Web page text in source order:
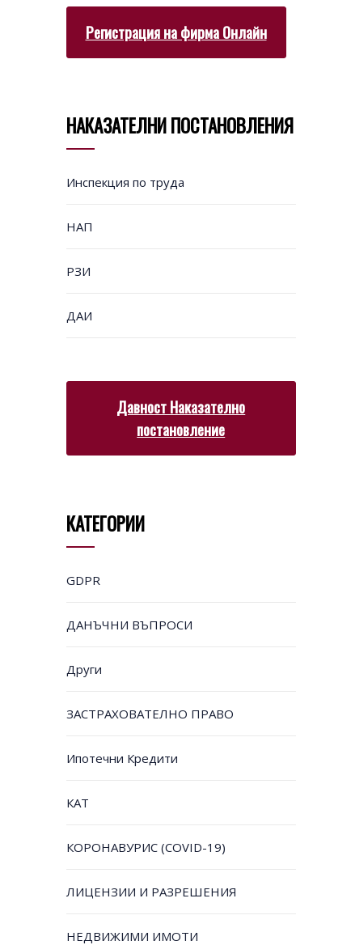
Регистрация на фирма Онлайн
НАКАЗАТЕЛНИ ПОСТАНОВЛЕНИЯ
Инспекция по труда
НАП
РЗИ
ДАИ
Давност Наказателно
постановление
КАТЕГОРИИ
GDPR
ДАНЪЧНИ ВЪПРОСИ
Други
ЗАСТРАХОВАТЕЛНО ПРАВО
Ипотечни Кредити
КАТ
КОРОНАВУРИС (COVID-19)
ЛИЦЕНЗИИ И РАЗРЕШЕНИЯ
НЕДВИЖИМИ ИМОТИ